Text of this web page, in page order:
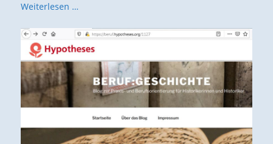
Weiterlesen …